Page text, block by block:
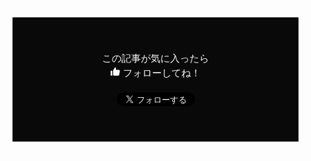
この記事が気に入ったら
フォローしてね！